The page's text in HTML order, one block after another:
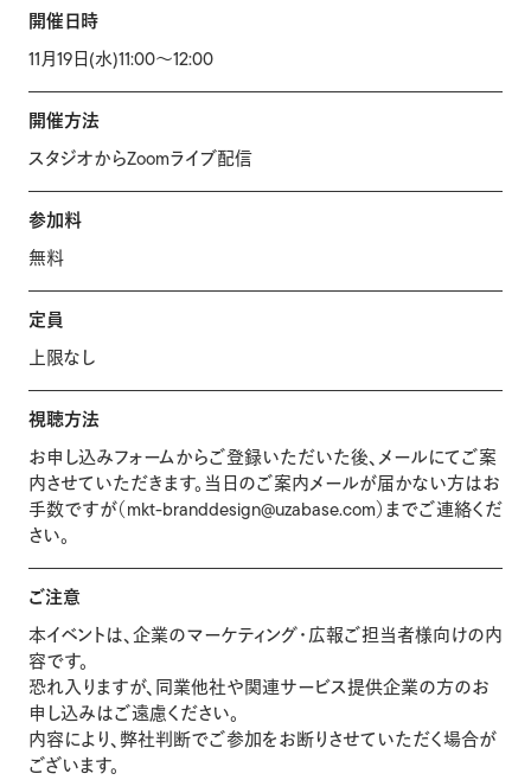
開催日時
11月19日(水)11:00〜12:00
開催方法
スタジオからZoomライブ配信
参加料
無料
定員
上限なし
視聴方法
お申し込みフォームからご登録いただいた後、メールにてご案
内させていただきます。当日のご案内メールが届かない方はお
手数ですが（mkt-branddesign@uzabase.com）までご連絡くだ
さい。
ご注意
本イベントは、企業のマーケティング・広報ご担当者様向けの内
容です。
恐れ入りますが、同業他社や関連サービス提供企業の方のお
申し込みはご遠慮ください。
内容により、弊社判断でご参加をお断りさせていただく場合が
ございます。